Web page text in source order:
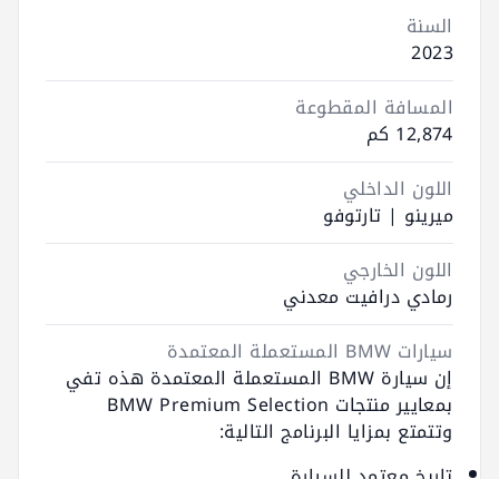
السنة
2023
المسافة المقطوعة
12,874 كم
اللون الداخلي
ميرينو | تارتوفو
اللون الخارجي
رمادي درافيت معدني
سيارات BMW المستعملة المعتمدة
إن سيارة BMW المستعملة المعتمدة هذه تفي
بمعايير منتجات BMW Premium Selection
وتتمتع بمزايا البرنامج التالية: